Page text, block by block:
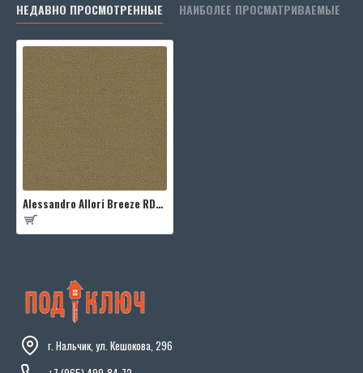
НЕДАВНО ПРОСМОТРЕННЫЕ НАИБОЛЕЕ ПРОСМАТРИВАЕМЫЕ
Alessandro Allori Breeze RDT2210-6
г. Нальчик, ул. Кешокова, 296